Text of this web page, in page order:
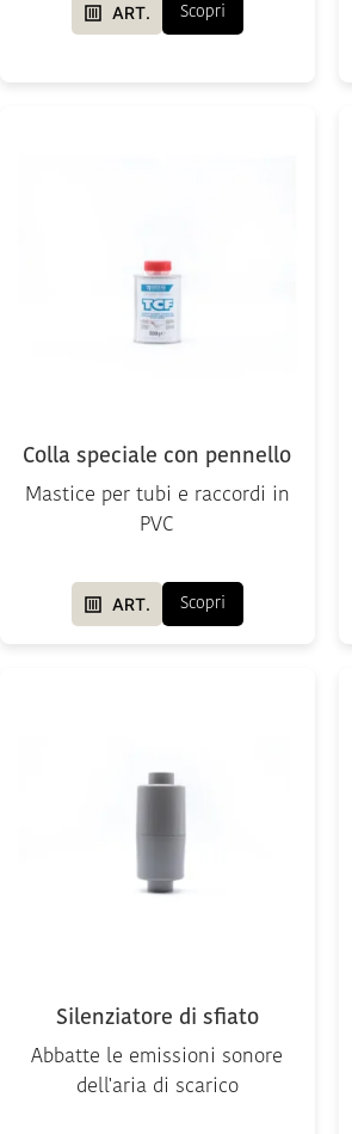
ART. Scopri
Colla speciale con pennello
Mastice per tubi e raccordi in
PVC
ART. Scopri
Silenziatore di sfiato
Abbatte le emissioni sonore
dell'aria di scarico